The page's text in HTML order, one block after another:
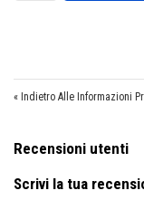
« Indietro Alle Informazioni
Recensioni utenti
Scrivi la tua